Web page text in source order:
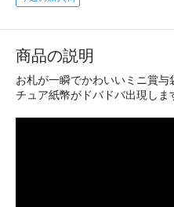
商品の説明
お札が一瞬でかわいいミニ賞
チュア紙幣がドバドバ出現しま